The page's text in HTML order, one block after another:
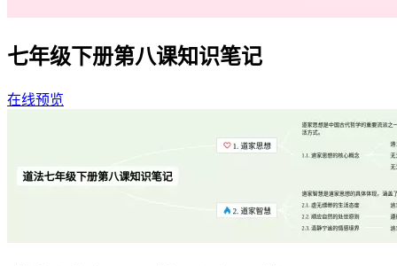
七年级下册第八课知识笔记
在线预览